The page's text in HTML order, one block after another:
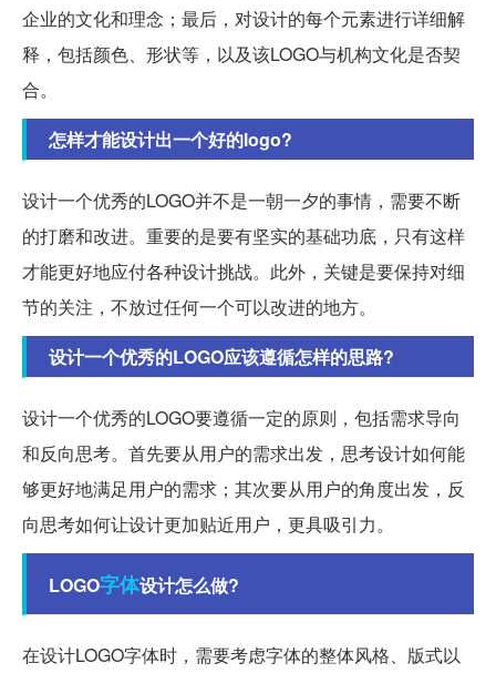
企业的文化和理念；最后，对设计的每个元素进行详细解
释，包括颜色、形状等，以及该LOGO与机构文化是否契
合。
怎样才能设计出一个好的logo?
设计一个优秀的LOGO并不是一朝一夕的事情，需要不断
的打磨和改进。重要的是要有坚实的基础功底，只有这样
才能更好地应付各种设计挑战。此外，关键是要保持对细
节的关注，不放过任何一个可以改进的地方。
设计一个优秀的LOGO应该遵循怎样的思路?
设计一个优秀的LOGO要遵循一定的原则，包括需求导向
和反向思考。首先要从用户的需求出发，思考设计如何能
够更好地满足用户的需求；其次要从用户的角度出发，反
向思考如何让设计更加贴近用户，更具吸引力。
LOGO字体设计怎么做?
在设计LOGO字体时，需要考虑字体的整体风格、版式以